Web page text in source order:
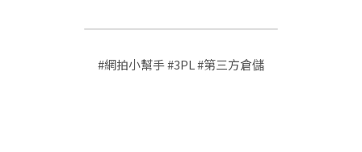
#網拍小幫手#3PL#第三方倉儲